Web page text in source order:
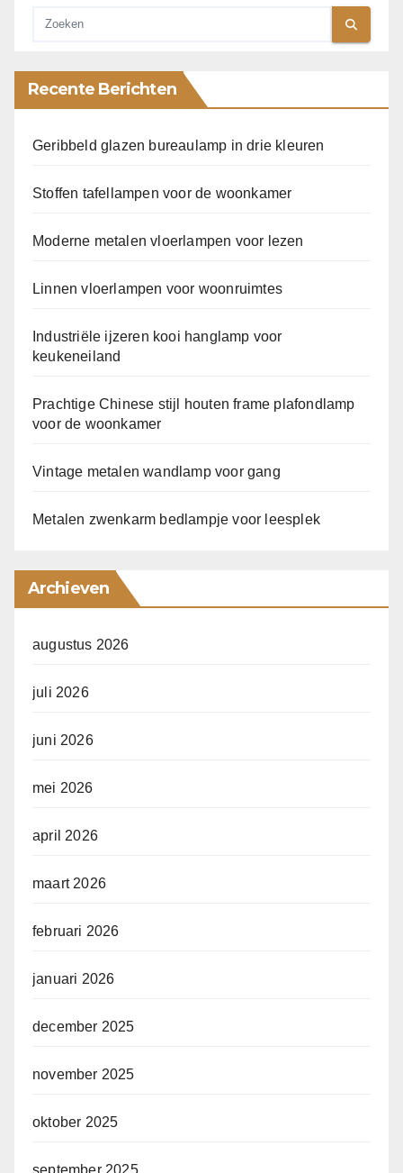
Recente Berichten
Geribbeld glazen bureaulamp in drie kleuren
Stoffen tafellampen voor de woonkamer
Moderne metalen vloerlampen voor lezen
Linnen vloerlampen voor woonruimtes
Industriële ijzeren kooi hanglamp voor
keukeneiland
Prachtige Chinese stijl houten frame plafondlamp
voor de woonkamer
Vintage metalen wandlamp voor gang
Metalen zwenkarm bedlampje voor leesplek
Archieven
augustus 2026
juli 2026
juni 2026
mei 2026
april 2026
maart 2026
februari 2026
januari 2026
december 2025
november 2025
oktober 2025